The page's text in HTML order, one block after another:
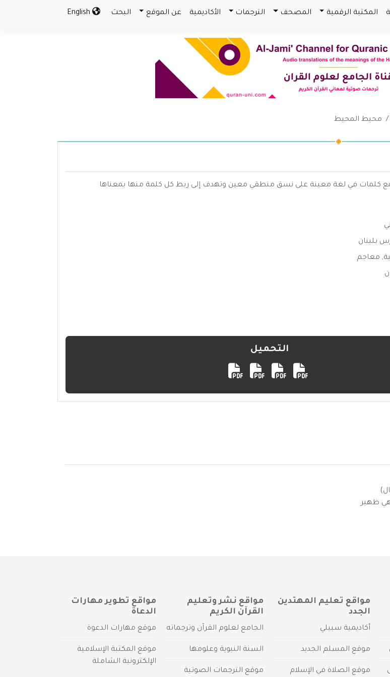
المكتبة الرقمية المصحف الترجمات الأكاديمية عن الموقع البحث
محيط المحيط
كلمات في لغة معينة على نسق منطقي معين وتهدف إلى ربط كل كلمة منها بمعناها
بلبنان
, معاجم
التحميل
ظهير
مواقع تعليم المهتدين
الجدد
أكاديمية سبيلي
موقع المسلم الجديد
موقع الصلاة في الإسلام
مواقع نشر وتعليم
القرآن الكريم
الجامع لعلوم القرآن وترجماته
السنة النبوية وعلومها
موقع الترجمات الصوتية
مواقع تطوير مهارات
الدعاة
موقع مهارات الدعوة
موقع المكتبة الإسلامية
الإلكترونية الشاملة